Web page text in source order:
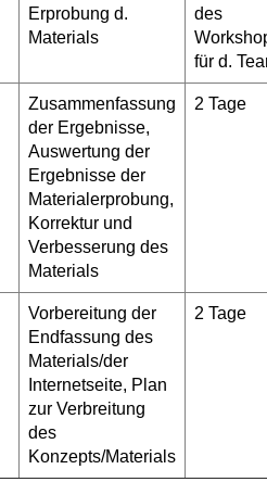
Erprobung d.
Materials
des
für d.
Zusammenfassung
der Ergebnisse,
Auswertung der
Ergebnisse der
Materialerprobung,
Korrektur und
Verbesserung des
Materials
2 Tage
Vorbereitung der
Endfassung des
Materials/der
Internetseite, Plan
zur Verbreitung
des
Konzepts/Materials
2 Tage